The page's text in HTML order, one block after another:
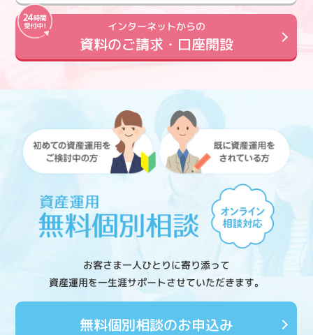
インターネットからの
資料のご請求・口座開設
お客さま一人ひとりに寄り添って
資産運用を一生涯サポートさせていただきます。
無料個別相談のお申込み